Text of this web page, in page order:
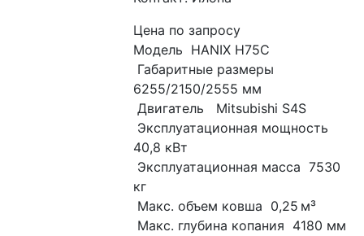
Цена по запросу
Модель  HANIX H75C
6255/2150/2555 мм
Двигатель   Mitsubishi S4S
40,8 кВт
кг
Макс. объем ковша  0,25 м³
Макс. глубина копания  4180 мм